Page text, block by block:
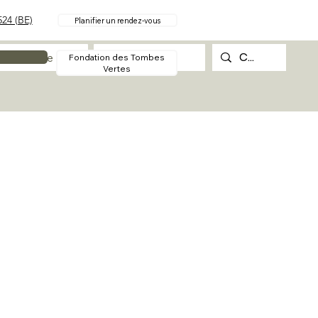
(BE) Planifier un rendez-vous
Contact
Fondation des Tombes
Vertes